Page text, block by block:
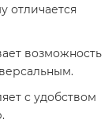
отличается
возможность
с удобством